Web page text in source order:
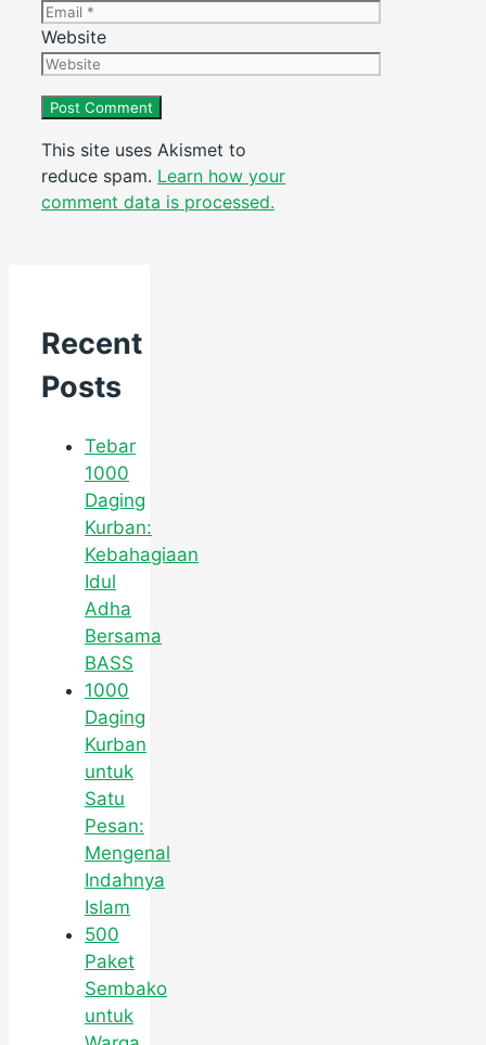
Website
This site uses Akismet to
reduce spam. Learn how your
comment data is processed.
Recent
Posts
Tebar
1000
Daging
Kurban:
Kebahagiaan
Idul
Adha
Bersama
BASS
1000
Daging
Kurban
untuk
Satu
Pesan:
Mengenal
Indahnya
Islam
500
Paket
Sembako
untuk